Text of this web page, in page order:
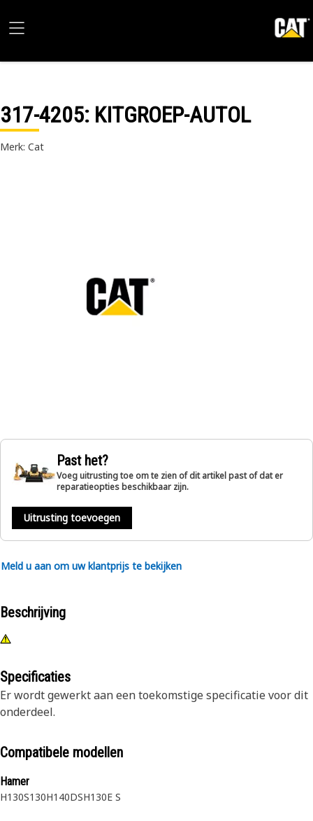
317-4205: KITGROEP-AUTOL
Merk: Cat
Past het?
Voeg uitrusting toe om te zien of dit artikel past of dat er
reparatieopties beschikbaar zijn.
Uitrusting toevoegen
Meld u aan om uw klantprijs te bekijken
Beschrijving
Specificaties
Er wordt gewerkt aan een toekomstige specificatie voor dit
onderdeel.
Compatibele modellen
Hamer
H130S130H140DSH130E S